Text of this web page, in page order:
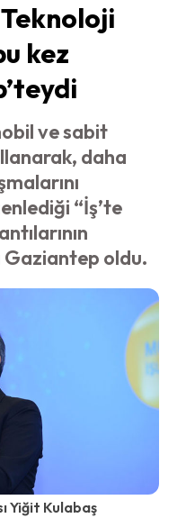
kez
ve sabit
daha
“İş’te
Gaziantep oldu.
Yiğit Kulabaş